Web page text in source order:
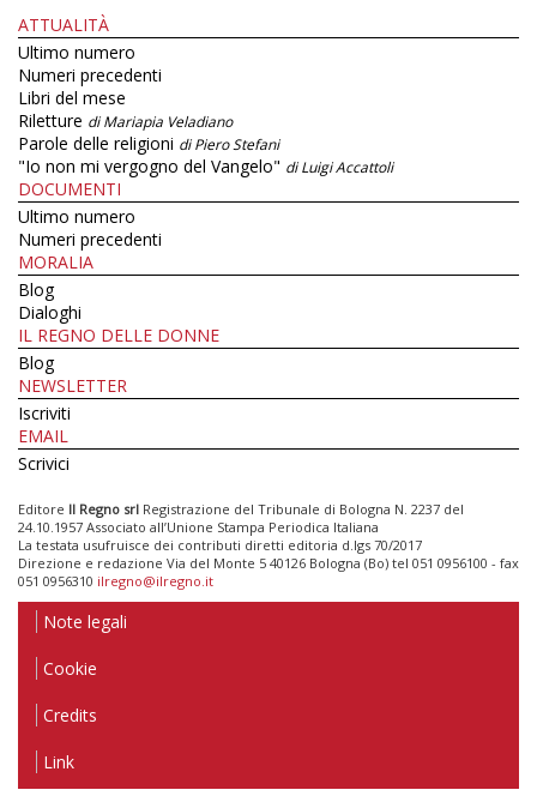
ATTUALITÀ
Ultimo numero
Numeri precedenti
Libri del mese
Riletture di Mariapia Veladiano
Parole delle religioni di Piero Stefani
"Io non mi vergogno del Vangelo" di Luigi Accattoli
DOCUMENTI
Ultimo numero
Numeri precedenti
MORALIA
Blog
Dialoghi
IL REGNO DELLE DONNE
Blog
NEWSLETTER
Iscriviti
EMAIL
Scrivici
Editore Il Regno srl Registrazione del Tribunale di Bologna N. 2237 del
24.10.1957 Associato all’Unione Stampa Periodica Italiana
La testata usufruisce dei contributi diretti editoria d.lgs 70/2017
Direzione e redazione Via del Monte 5 40126 Bologna (Bo) tel 051 0956100 - fax
051 0956310 ilregno@ilregno.it
Note legali
Cookie
Credits
Link